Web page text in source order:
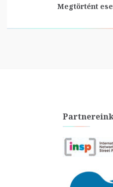
Megtörtént